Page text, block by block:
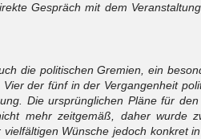
Gespräch mit dem
die politischen Gremien, ein
der fünf in der Vergangenheit
Die ursprünglichen Pläne für
mehr zeitgemäß, daher wurde
Wünsche jedoch konkret